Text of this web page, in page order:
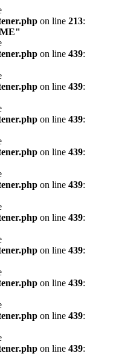
on line 213:
on line 439:
on line 439:
on line 439:
on line 439:
on line 439:
on line 439:
on line 439:
on line 439:
on line 439:
on line 439: